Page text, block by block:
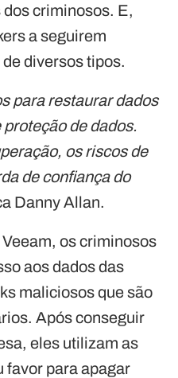
criminosos. E,
a seguirem
diversos tipos.
para restaurar dados
de dados.
os riscos de
de confiança do
Danny Allan.
os criminosos
aos dados das
maliciosos que são
Após conseguir
eles utilizam as
favor para apagar